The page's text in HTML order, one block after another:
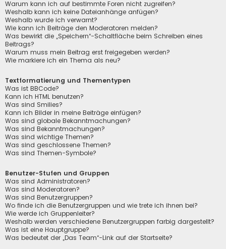
Warum kann ich auf bestimmte Foren nicht zugreifen?
Weshalb kann ich keine Dateianhänge anfügen?
Weshalb wurde ich verwarnt?
Wie kann ich Beiträge den Moderatoren melden?
Was bewirkt die „Speichern“-Schaltfläche beim Schreiben eines
Beitrags?
Warum muss mein Beitrag erst freigegeben werden?
Wie markiere ich ein Thema als neu?
Textformatierung und Thementypen
Was ist BBCode?
Kann ich HTML benutzen?
Was sind Smilies?
Kann ich Bilder in meine Beiträge einfügen?
Was sind globale Bekanntmachungen?
Was sind Bekanntmachungen?
Was sind wichtige Themen?
Was sind geschlossene Themen?
Was sind Themen-Symbole?
Benutzer-Stufen und Gruppen
Was sind Administratoren?
Was sind Moderatoren?
Was sind Benutzergruppen?
Wo finde ich die Benutzergruppen und wie trete ich ihnen bei?
Wie werde ich Gruppenleiter?
Weshalb werden verschiedene Benutzergruppen farbig dargestellt?
Was ist eine Hauptgruppe?
Was bedeutet der „Das Team“-Link auf der Startseite?